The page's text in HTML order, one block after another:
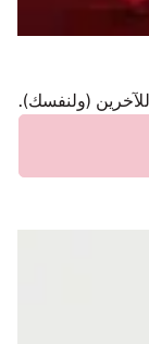
(ولنفسك).